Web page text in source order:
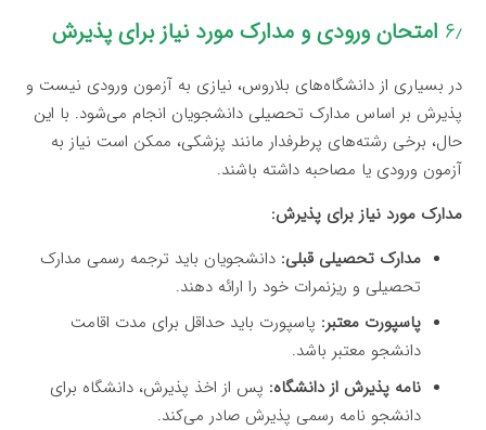
۶٫ امتحان ورودی و مدارک مورد نیاز برای پذیرش
در بسیاری از دانشگاه‌های بلاروس، نیازی به آزمون ورودی نیست و
پذیرش بر اساس مدارک تحصیلی دانشجویان انجام می‌شود. با این
حال، برخی رشته‌های پرطرفدار مانند پزشکی، ممکن است نیاز به
آزمون ورودی یا مصاحبه داشته باشند.
مدارک مورد نیاز برای پذیرش:
مدارک تحصیلی قبلی: دانشجویان باید ترجمه رسمی مدارک
تحصیلی و ریزنمرات خود را ارائه دهند.
پاسپورت معتبر: پاسپورت باید حداقل برای مدت اقامت
دانشجو معتبر باشد.
نامه پذیرش از دانشگاه: پس از اخذ پذیرش، دانشگاه برای
دانشجو نامه رسمی پذیرش صادر می‌کند.